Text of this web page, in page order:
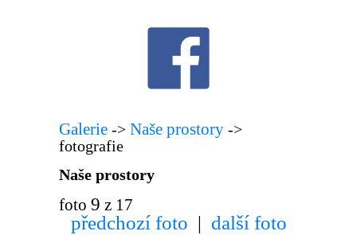
Galerie -> Naše prostory ->
fotografie
Naše prostory
foto 9 z 17
předchozí foto další foto